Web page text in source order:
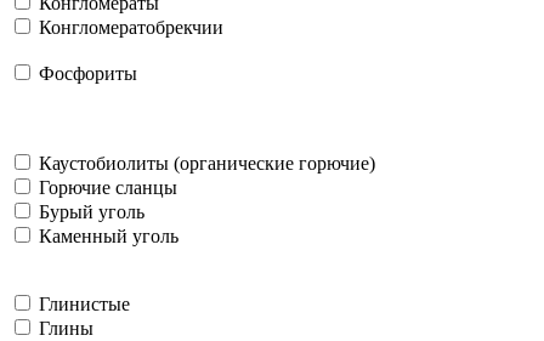
Конгломератобрекчии
Фосфориты
Каустобиолиты (органические горючие)
Горючие сланцы
Бурый уголь
Каменный уголь
Глинистые
Глины